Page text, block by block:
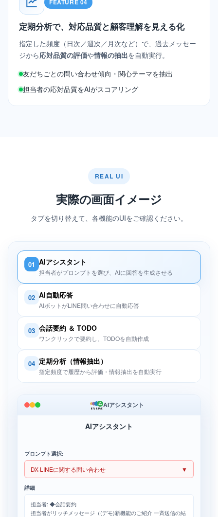
定期分析で、対応品質と顧客理解を見える化
指定した頻度（日次／週次／月次など）で、過去メッセー
ジから応対品質の評価や情報の抽出を自動実行。
友だちごとの問い合わせ傾向・関心テーマを抽出
担当者の応対品質をAIがスコアリング
REAL UI
実際の画面イメージ
タブを切り替えて、各機能のUIをご確認ください。
01 AIアシスタント
担当者がプロンプトを選び、AIに回答を生成させる
02 AI自動応答
AIボットがLINE問い合わせに自動応答
03 会話要約 ＆ TODO
ワンクリックで要約し、TODOを自動作成
04 定期分析（情報抽出）
指定頻度で履歴から評価・情報抽出を自動実行
AIアシスタント
AIアシスタント
プロンプト選択:
DX-LINEに関する問い合わせ ▼
詳細
担当者: ◆会話要約
担当者がリッチメッセージ（(デモ)新機能のご紹介 一斉送信の結